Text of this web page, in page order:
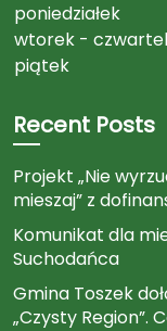
poniedziałek
wtorek -
piątek
Recent Posts
Projekt „Nie
mieszaj” z
Komunikat dla
Suchodańca
Gmina Toszek
„Czysty Region”.